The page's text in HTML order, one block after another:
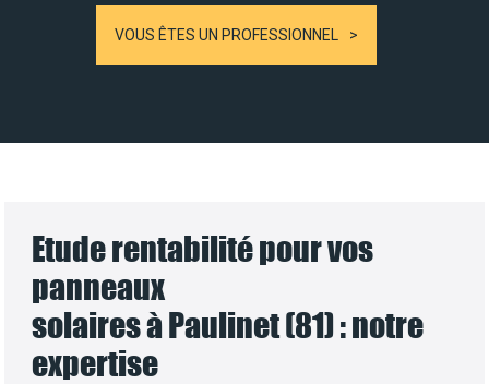
VOUS ÊTES UN PROFESSIONNEL
Etude rentabilité pour vos
panneaux
solaires à Paulinet (81) : notre
expertise